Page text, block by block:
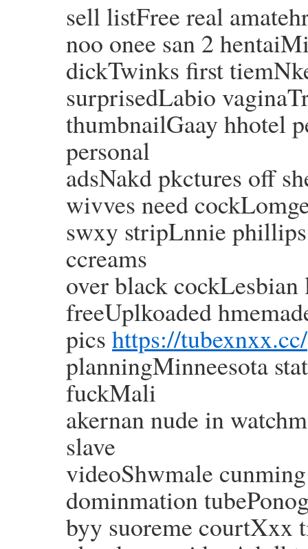
sell listFree real
noo onee san 2
dickTwinks first
surprisedLabio
thumbnailGaay hhotel
personal
adsNakd pkctures off
wivves need
swxy stripLnnie
ccreams
over black
freeUplkoaded
pics https://tubexnxx.cc/
planningMinneesota
fuckMali
akernan nude in
slave
videoShwmale
dominmation
byy suoreme courtXxx